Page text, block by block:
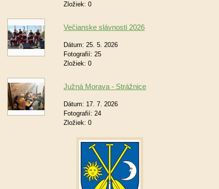
Zložiek: 0
Večianske slávnosti 2026
Dátum: 25. 5. 2026
Fotografií: 25
Zložiek: 0
Južná Morava - Strážnice
Dátum: 17. 7. 2026
Fotografií: 24
Zložiek: 0